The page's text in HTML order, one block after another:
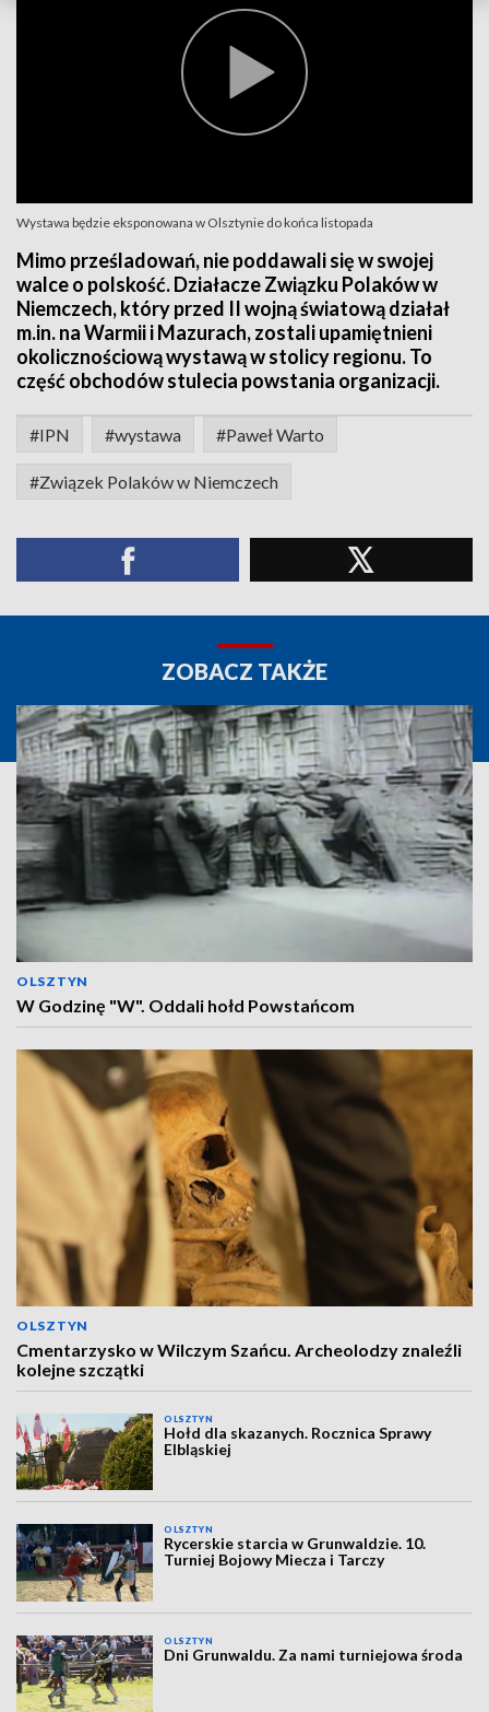
Wystawa będzie eksponowana w Olsztynie do końca listopada
Mimo prześladowań, nie poddawali się w swojej
walce o polskość. Działacze Związku Polaków w
Niemczech, który przed II wojną światową działał
m.in. na Warmii i Mazurach, zostali upamiętnieni
okolicznościową wystawą w stolicy regionu. To
część obchodów stulecia powstania organizacji.
#IPN #wystawa #Paweł Warto
#Związek Polaków w Niemczech
ZOBACZ TAKŻE
OLSZTYN
W Godzinę "W". Oddali hołd Powstańcom
OLSZTYN
Cmentarzysko w Wilczym Szańcu. Archeolodzy znaleźli
kolejne szczątki
OLSZTYN
Hołd dla skazanych. Rocznica Sprawy
Elbląskiej
OLSZTYN
Rycerskie starcia w Grunwaldzie. 10.
Turniej Bojowy Miecza i Tarczy
OLSZTYN
Dni Grunwaldu. Za nami turniejowa środa